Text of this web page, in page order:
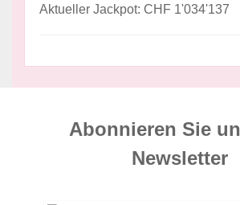
Aktueller Jackpot: CHF 1'034'137
Abonnieren Sie
News­letter